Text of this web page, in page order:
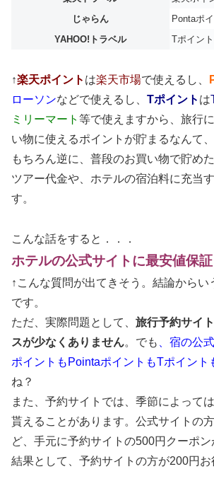
じゃらん
Pontaポ
YAHOO!トラベル
Tポイント
↑楽天ポイント は楽天市場で使えるし、
ローソンなどで使えるし、 Tポイント は
ミリーマート 等で使えますから、旅行
い物に使えるポイントが貯まるなんて、
もちろん逆に、普段のお買い物で貯め
ツアー代金や、ホテルの宿泊料に充当
す。
こんな話をすると．．．
ホテルの公式サイトに最安値保証
↑こんな質問が出てきそう。結論からい
です。
ただ、実際問題として、 旅行予約サイ
スが少なくありません。でも
、宿の公
ポイントもPointaポイントもTポイント
ね？
また、予約サイトでは、季節によっては
貰えることがあります。公式サイトの
ど、手元に予約サイトの500円クーポ
結果として、予約サイトの方が200円お